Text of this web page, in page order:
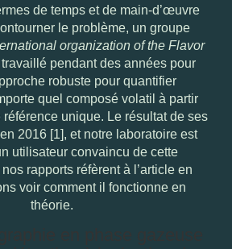
de temps et de main-d’œuvre
le problème, un groupe
organization of the Flavor
pendant des années pour
robuste pour quantifier
quel composé volatil à partir
référence unique. Le résultat de ses
2016 [1], et notre laboratoire est
utilisateur convaincu de cette
rapports réfèrent à l’article en
voir comment il fonctionne en
théorie.